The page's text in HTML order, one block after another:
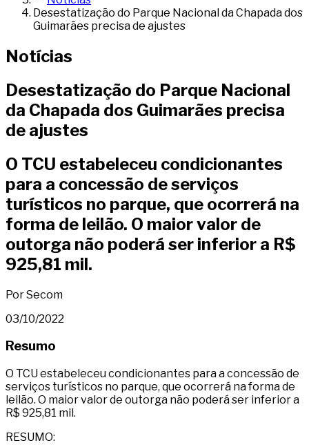
Desestatização do Parque Nacional da Chapada dos
Guimarães precisa de ajustes
Notícias
Desestatização do Parque Nacional
da Chapada dos Guimarães precisa
de ajustes
O TCU estabeleceu condicionantes
para a concessão de serviços
turísticos no parque, que ocorrerá na
forma de leilão. O maior valor de
outorga não poderá ser inferior a R$
925,81 mil.
Por Secom
03/10/2022
Resumo
O TCU estabeleceu condicionantes para a concessão de
serviços turísticos no parque, que ocorrerá na forma de
leilão. O maior valor de outorga não poderá ser inferior a
R$ 925,81 mil.
RESUMO: